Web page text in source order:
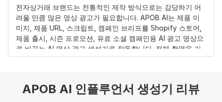
이드스크린 레이아웃까지 각 프레임을 올바르게 포맷합니다.
완성된 시각 자산은 알고리즘 배포와 고객 전환에 맞게 최적화
된 상태로 출력됩니다.
제품 URL을 영상으로 정밀하게 전환.
처음부터 스크립트 작성이 필요해서는 안 됩니다. 고급 제품
URL-영상 광고 파이프라인은 활성 Shopify 스토어 링크, 랜딩
전자상거래 브랜드는 전통적인 제작 방식으로는 감당하기 어
려울 만큼 많은 영상 광고가 필요합니다. APOB AI는 제품 이
미지, 제품 URL, 스크립트, 캠페인 브리프를 Shopify 스토어,
제품 출시, 시즌 프로모션, 유료 소셜 캠페인용 AI 광고 영상으
로 바꾸는 AI 영상 광고 생성기로 작동합니다. 전체 촬영을 기
다리지 않고 제품 데모 영상, UGC 스타일 광고, 자막, 보이스
APOB AI 인플루언서 생성기 리뷰